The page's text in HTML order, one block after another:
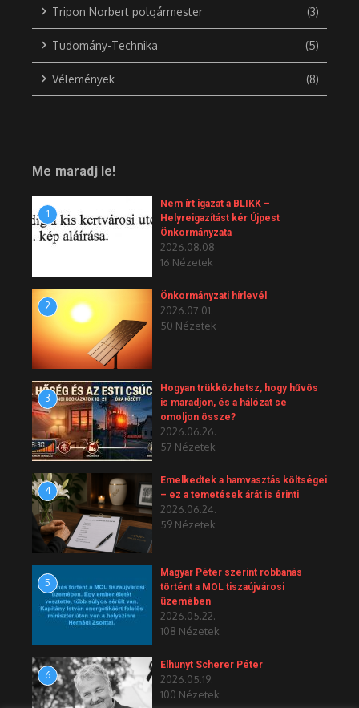
Tripon Norbert polgármester (3)
Tudomány-Technika (5)
Vélemények (8)
Me maradj le!
1
Nem írt igazat a BLIKK –
Helyreigazítást kér Újpest
Önkormányzata
2026.08.08.
16 Nézetek
2
Önkormányzati hírlevél
2026.07.01.
50 Nézetek
3
Hogyan trükközhetsz, hogy hűvös
is maradjon, és a hálózat se
omoljon össze?
2026.06.26.
57 Nézetek
4
Emelkedtek a hamvasztás költségei
– ez a temetések árát is érinti
2026.06.24.
59 Nézetek
5
Magyar Péter szerint robbanás
történt a MOL tiszaújvárosi
üzemében
2026.05.22.
108 Nézetek
6
Elhunyt Scherer Péter
2026.05.19.
100 Nézetek